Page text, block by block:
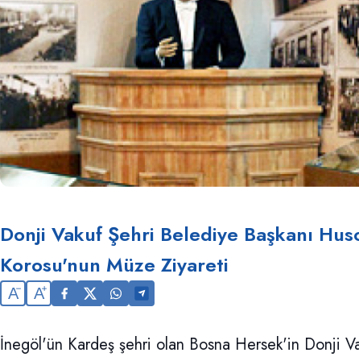
Donji Vakuf Şehri Belediye Başkanı
Korosu'nun Müze Ziyareti
A A
İnegöl'ün Kardeş şehri olan Bosna Hersek'in Donji